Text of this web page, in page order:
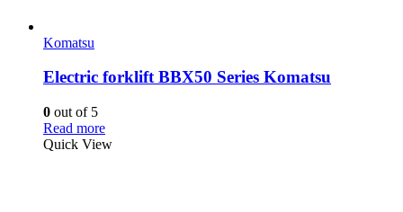
Komatsu
Electric forklift BBX50 Series Komatsu
0 out of 5
Read more
Quick View